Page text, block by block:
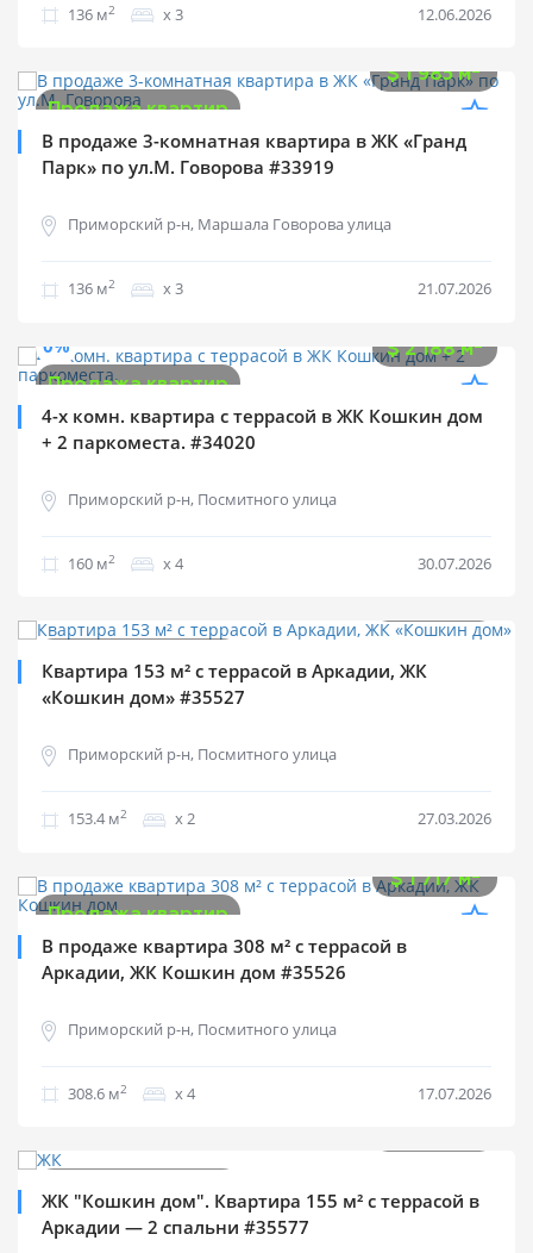
136 м2 х 3 12.06.2026
$1 985 м2
Продажа квартир
В продаже 3-комнатная квартира в ЖК «Гранд
Парк» по ул.М. Говорова #33919
Приморский р-н, Маршала Говорова улица
136 м2 х 3 21.07.2026
0%
$2 188 м2
Продажа квартир
4-х комн. квартира с террасой в ЖК Кошкин дом
+ 2 паркоместа. #34020
Приморский р-н, Посмитного улица
160 м2 х 4 30.07.2026
Квартира 153 м² с террасой в Аркадии, ЖК
«Кошкин дом» #35527
Приморский р-н, Посмитного улица
153.4 м2 х 2 27.03.2026
$1 717 м2
Продажа квартир
В продаже квартира 308 м² с террасой в
Аркадии, ЖК Кошкин дом #35526
Приморский р-н, Посмитного улица
308.6 м2 х 4 17.07.2026
ЖК "Кошкин дом". Квартира 155 м² с террасой в
Аркадии — 2 спальни #35577